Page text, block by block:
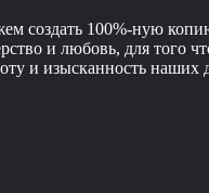
создать 100%-ную
и любовь, для
и изысканность наших